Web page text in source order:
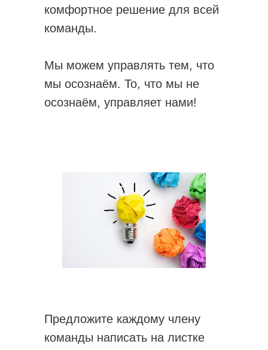
комфортное решение для всей
команды.
Мы можем управлять тем, что
мы осознаём. То, что мы не
осознаём, управляет нами!
Предложите каждому члену
команды написать на листке